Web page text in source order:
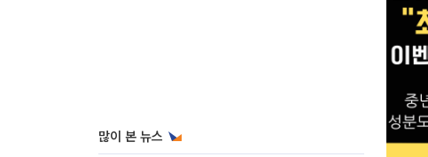
많이 본 뉴스